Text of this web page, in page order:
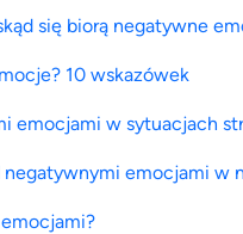
się biorą negatywne
10 wskazówek
emocjami w sytuacjach
emocjami w